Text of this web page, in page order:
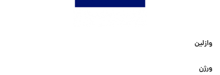
وازلین
ورژن